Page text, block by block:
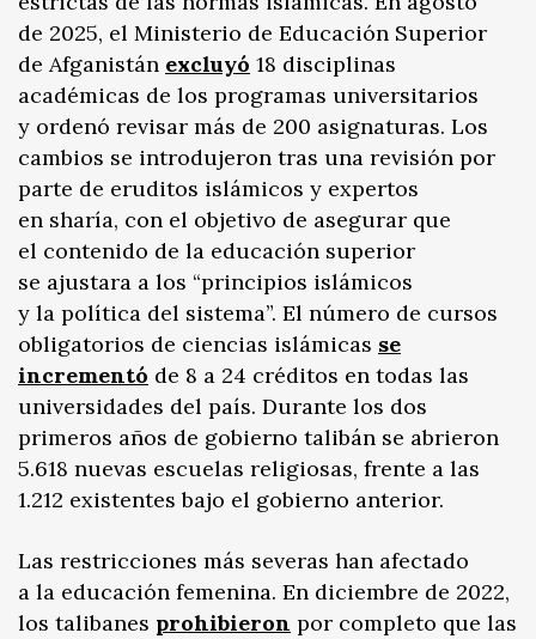
de 2025, el Ministerio de Educación Superior
de Afganistán excluyó 18 disciplinas
académicas de los programas universitarios
y ordenó revisar más de 200 asignaturas. Los
cambios se introdujeron tras una revisión por
parte de eruditos islámicos y expertos
en sharía, con el objetivo de asegurar que
el contenido de la educación superior
se ajustara a los “principios islámicos
y la política del sistema”. El número de cursos
obligatorios de ciencias islámicas se
incrementó de 8 a 24 créditos en todas las
universidades del país. Durante los dos
primeros años de gobierno talibán se abrieron
5.618 nuevas escuelas religiosas, frente a las
1.212 existentes bajo el gobierno anterior.
Las restricciones más severas han afectado
a la educación femenina. En diciembre de 2022,
los talibanes prohibieron por completo que las